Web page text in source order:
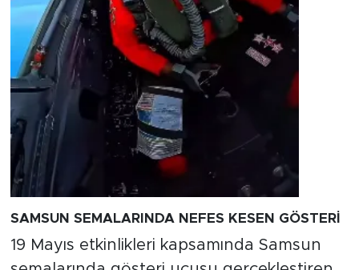
SAMSUN SEMALARINDA NEFES KESEN GÖSTERİ
19 Mayıs etkinlikleri kapsamında Samsun